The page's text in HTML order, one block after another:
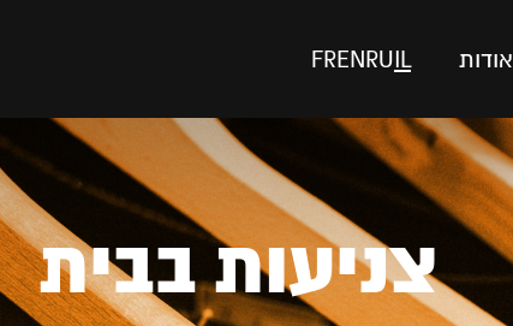
אודות IL
RU
EN
FR
צניעות בבית